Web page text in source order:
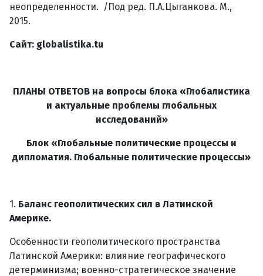
неопределенности. /Под ред. П.А.Цыганкова. М.,
2015.
Сайт: globalistika.tu
ПЛАНЫ ОТВЕТОВ на вопросы блока «Глобалистика
и актуальные проблемы глобальных
исследований»
Блок «Глобальные политические процессы и
дипломатия. Глобальные политические процессы»
1. Баланс геополитических сил в Латинской
Америке.
Особенности геополитического пространства
Латинской Америки: влияние географического
детерминизма; военно-стратегическое значение